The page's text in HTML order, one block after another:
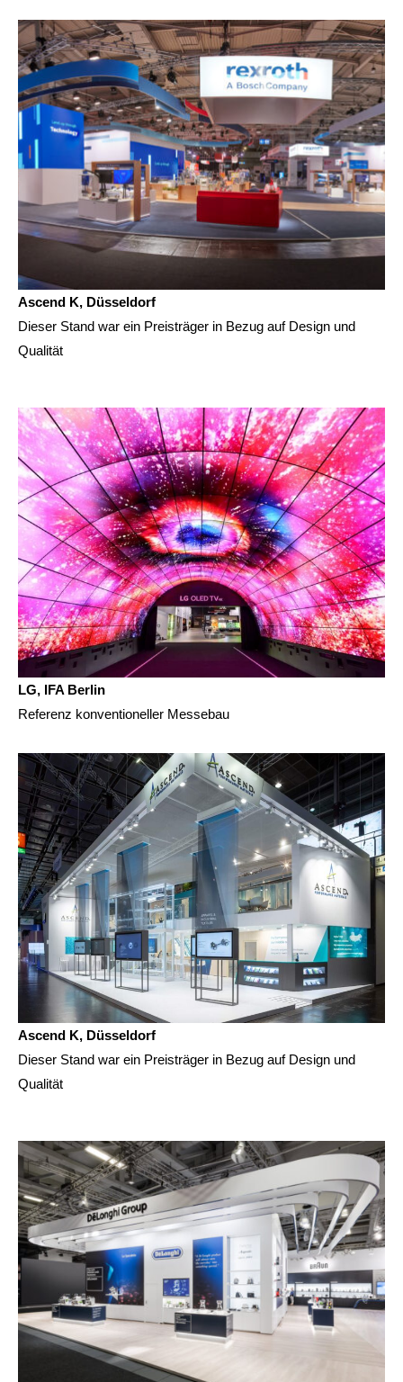
Ascend K, Düsseldorf
Dieser Stand war ein Preisträger in Bezug auf Design und
Qualität
LG, IFA Berlin
Referenz konventioneller Messebau
Ascend K, Düsseldorf
Dieser Stand war ein Preisträger in Bezug auf Design und
Qualität